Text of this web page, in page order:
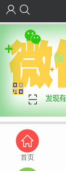
首页